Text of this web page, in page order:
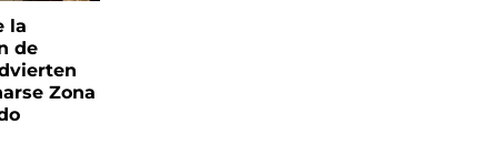
la
de
Zona